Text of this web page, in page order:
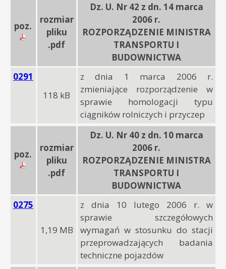
poz.
rozmiar
pliku
.pdf
Dz. U. Nr 42 z dn. 14 marca
2006 r.
ROZPORZĄDZENIE MINISTRA
TRANSPORTU I
BUDOWNICTWA
0291
118 kB
z dnia 1 marca 2006 r.
zmieniające rozporządzenie w
sprawie homologacji typu
ciągników rolniczych i przyczep
poz.
rozmiar
pliku
.pdf
Dz. U. Nr 40 z dn. 10 marca
2006 r.
ROZPORZĄDZENIE MINISTRA
TRANSPORTU I
BUDOWNICTWA
0275
1,19 MB
z dnia 10 lutego 2006 r. w
sprawie szczegółowych
wymagań w stosunku do stacji
przeprowadzających badania
techniczne pojazdów